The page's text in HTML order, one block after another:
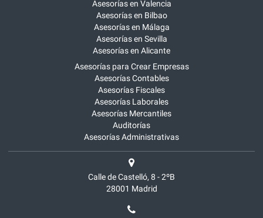
Asesorías en Valencia
Asesorías en Bilbao
Asesorías en Málaga
Asesorías en Sevilla
Asesorías en Alicante
Asesorías para Crear Empresas
Asesorías Contables
Asesorías Fiscales
Asesorías Laborales
Asesorías Mercantiles
Auditorías
Asesorías Administrativas
Calle de Castelló, 8 - 2ºB
28001 Madrid